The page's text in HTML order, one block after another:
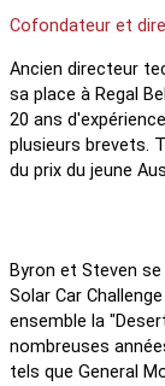
Cofondateur et
Ancien directeur
sa place à Regal
20 ans
plusieurs brevets.
du prix du jeune
Byron et Steven
Solar Car
ensemble la
nombreuses
tels que General